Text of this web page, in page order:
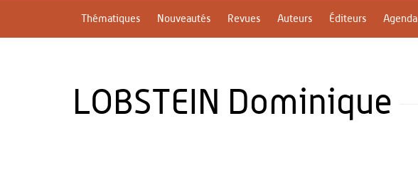
Thématiques Nouveautés Revues Auteurs Éditeurs Agenda
LOBSTEIN Dominique